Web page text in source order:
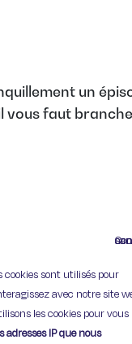
cookies sont utilisés pour
avec notre site
les cookies pour vous
adresses IP que nous
un
faut